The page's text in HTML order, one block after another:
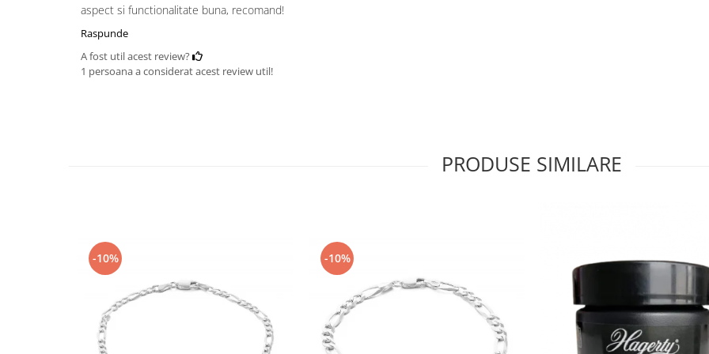
aspect si functionalitate buna, recomand!
Raspunde
A fost util acest review?
1 persoana a considerat acest review util!
PRODUSE SIMILARE
-10% -10%